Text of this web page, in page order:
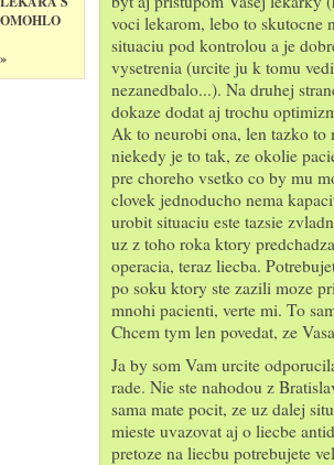
voci lekarom, lebo to skutocne
situaciu pod kontrolou a je
vysetrenia (urcite ju k tomu
nezanedbalo...). Na druhej
dokaze dodat aj trochu
Ak to neurobi ona, len tazko to
niekedy je to tak, ze okolie
pre choreho vsetko co by mu
clovek jednoducho nema
urobit situaciu este tazsie
uz z toho roka ktory
operacia, teraz liecba.
po soku ktory ste zazili moze
mnohi pacienti, verte mi. To
Chcem tym len povedat, ze
Ja by som Vam urcite
rade. Nie ste nahodou z
sama mate pocit, ze uz dalej
mieste uvazovat aj o liecbe
pretoze na liecbu potrebujete